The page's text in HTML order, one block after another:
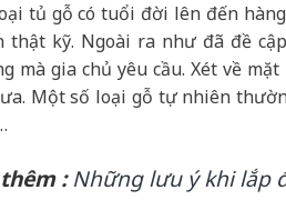
tủ gỗ có tuổi đời lên đến
thật kỹ. Ngoài ra như đã đề
mà gia chủ yêu cầu. Xét về
Một số loại gỗ tự nhiên
: Những lưu ý khi lắp